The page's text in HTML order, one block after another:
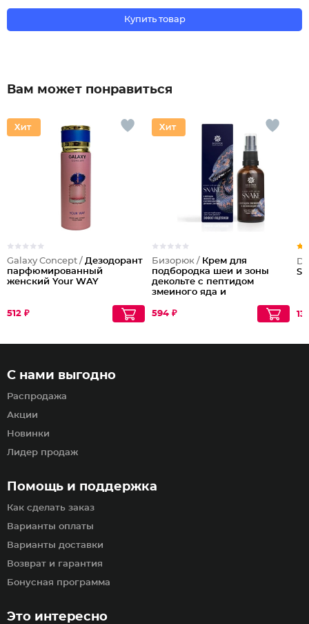
Купить товар
Вам может понравиться
Galaxy Concept / Дезодорант
парфюмированный
женский Your WAY
512 ₽
Бизорюк / Крем для
подбородка шеи и зоны
декольте с пептидом
змеиного яда и
594 ₽
Помощь и поддержка
Как сделать заказ
Варианты оплаты
Варианты доставки
Возврат и гарантия
Бонусная программа
С нами выгодно
Распродажа
Акции
Новинки
Лидер продаж
Это интересно